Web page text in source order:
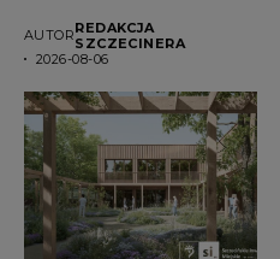
odnaleźli mężczyznę
AUTORREDAKCJA
SZCZECINERA
2026-08-06